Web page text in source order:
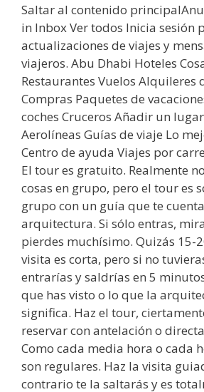
Saltar al contenido
in Inbox Ver todos Inicia sesión
actualizaciones de viajes y
viajeros. Abu Dhabi Hoteles
Restaurantes Vuelos Alquileres
Compras Paquetes de
coches Cruceros Añadir un
Aerolíneas Guías de viaje Lo
Centro de ayuda Viajes por
El tour es gratuito. Realmente
cosas en grupo, pero el tour es
grupo con un guía que te
arquitectura. Si sólo entras,
pierdes muchísimo. Quizás 15-
visita es corta, pero si no
entrarías y saldrías en 5
que has visto o lo que la
significa. Haz el tour,
reservar con antelación o
Como cada media hora o cada
son regulares. Haz la visita
contrario te la saltarás y es